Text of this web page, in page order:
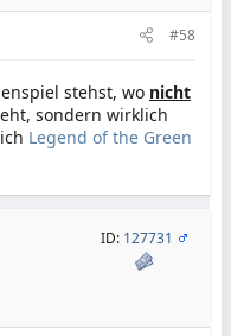
#58
stehst, wo nicht
sondern wirklich
Legend of the Green
ID: 127731